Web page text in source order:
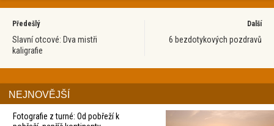
Předešlý
Slavní otcové: Dva mistři
kaligrafie
Další
6 bezdotykových pozdravů
NEJNOVĚJŠÍ
Fotografie z turné: Od pobřeží k